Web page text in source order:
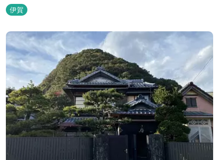
を常設しております。 ★ＨＰが新しくなりました！
http://www.hh-sunpia-iga.co.jp ※日替わりランチ、日替わり薬湯
伊賀